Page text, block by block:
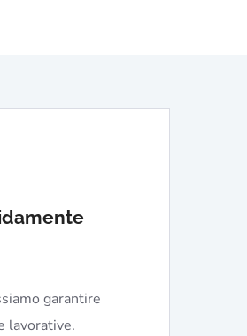
garantire
lavorative.